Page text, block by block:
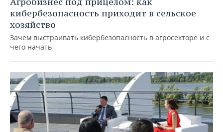
кибербезопасность приходит в сельское
хозяйство
Зачем выстраивать кибербезопасность в агросекторе и с
чего начать